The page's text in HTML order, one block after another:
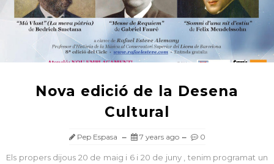
Nova edició de la Desena
Cultural
Pep Espasa 7 years ago 0
Els propers dijous 20 de maig i 6 i 20 de juny , tenim programat un